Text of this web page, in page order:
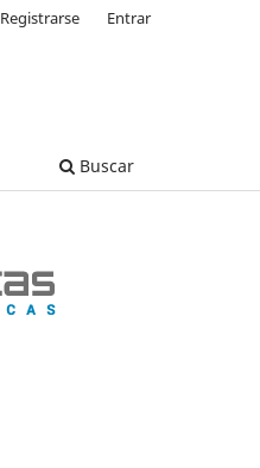
Buscar
Registrarse Entrar